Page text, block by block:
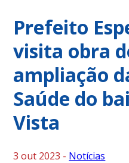
Prefeito
visita obra
ampliação
Saúde do
Vista
3 out 2023 - Notícias